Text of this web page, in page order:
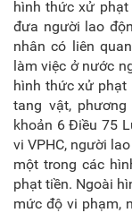
hình thức xử phạt
đưa người lao
nhân có liên
làm việc ở nước
hình thức xử phạt
tang vật, phương
khoản 6 Điều 75
vi VPHC, người
một trong các
phạt tiền. Ngoài
mức độ vi phạm,